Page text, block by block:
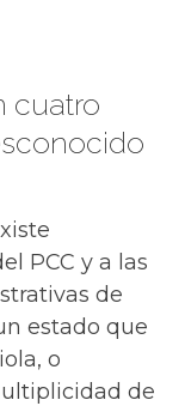
cuatro
PCC y a las
de
estado que
o
de